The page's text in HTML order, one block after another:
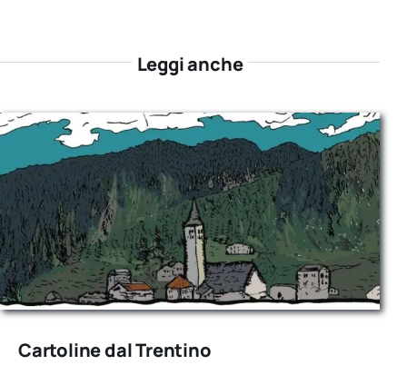
Leggi anche
Cartoline dal Trentino